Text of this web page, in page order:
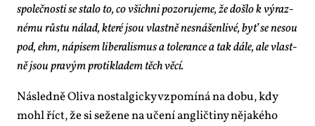
spo­leč­nos­ti se sta­lo to, co všich­ni po­zo­ru­je­me, že do­šlo k vý­raz­
né­mu růstu ná­lad, kte­ré jsou vlast­ně ne­sná­šen­li­vé, byť se ne­sou
pod, ehm, ná­pi­sem li­be­ra­lis­mus a to­le­ran­ce a tak dá­le, ale vlast­
ně jsou pra­vým pro­ti­kla­dem těch vě­cí.
Ná­sled­ně Oli­va nos­tal­gic­ky vzpo­mí­ná na do­bu, kdy
mohl říct, že si se­že­ne na uče­ní an­g­lič­ti­ny ně­ja­ké­ho